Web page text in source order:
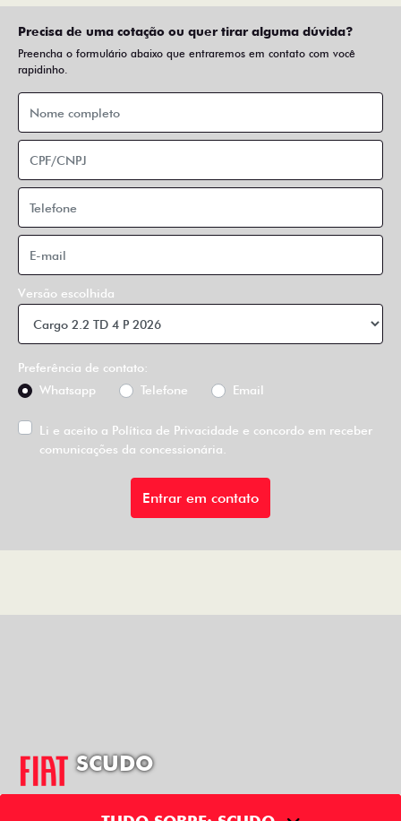
Precisa de uma cotação ou quer tirar alguma dúvida?
Preencha o formulário abaixo que entraremos em contato com você
rapidinho.
Versão escolhida
Preferência de contato:
Whatsapp
Telefone Email
Li e aceito a Política de Privacidade e concordo em receber
comunicações da concessionária.
Entrar em contato
SCUDO